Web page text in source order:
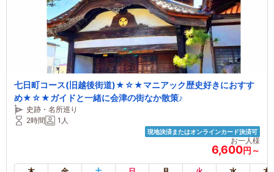
七日町コース(旧越後街道)★☆★マニアック歴史好きにおすす
め★☆★ガイドと一緒に会津の街なか散策♪
史跡・名所巡り
2時間
1人
現地決済またはオンラインカード決済可
お一人様
6,600円～